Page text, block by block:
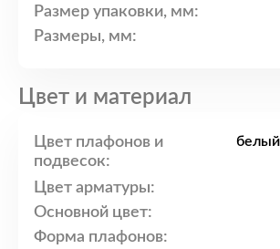
Размер упаковки, мм:
Размеры, мм:
Цвет и материал
Цвет плафонов и
подвесок:
Цвет арматуры:
Основной цвет:
Форма плафонов: